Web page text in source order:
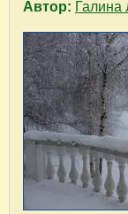
Автор: Галина